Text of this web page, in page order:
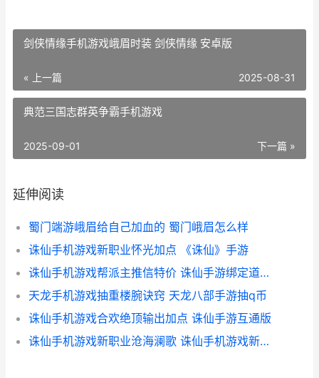
剑侠情缘手机游戏峨眉时装 剑侠情缘 安卓版
« 上一篇 2025-08-31
典范三国志群英争霸手机游戏
下一篇 »
2025-09-01
延伸阅读
蜀门端游峨眉给自己加血的 蜀门峨眉怎么样
诛仙手机游戏新职业怀光加点 《诛仙》手游
诛仙手机游戏帮派主推信特价 诛仙手游绑定道具怎么解绑
天龙手机游戏抽重楼腕诀窍 天龙八部手游抽q币
诛仙手机游戏合欢绝顶输出加点 诛仙手游互通版
诛仙手机游戏新职业沧海澜歌 诛仙手机游戏新手攻略